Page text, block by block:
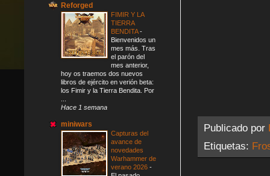
Publicado por
Etiquetas:
Reforged
FIMIR Y LA
TIERRA
BENDITA-
Bienvenidos un
mes más. Tras
el parón del
mes anterior,
hoy os traemos dos nuevos
libros de ejército en verión beta:
los Fimir y la Tierra Bendita. Por
Hace 1 semana
miniwars
Capturas del
avance de
novedades
Warhammer de
verano 2026 -